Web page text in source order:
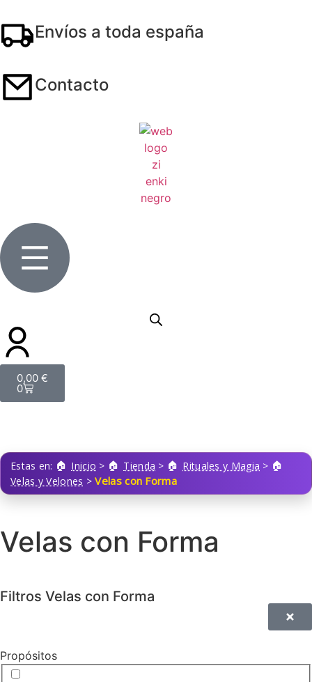
Envíos a toda españa
Contacto
0,00 €
0
Estas en: Inicio > Tienda > Rituales y Magia >
Velas y Velones >Velas con Forma
Velas con Forma
Filtros Velas con Forma
Propósitos